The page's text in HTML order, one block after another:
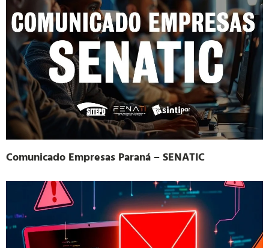
Comunicado Empresas Paraná – SENATIC